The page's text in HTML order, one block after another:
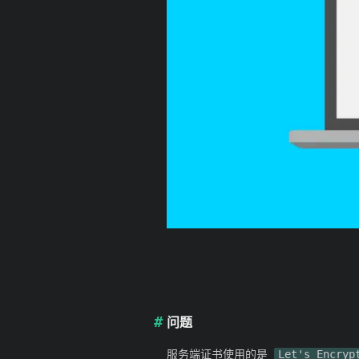
问题
服务端证书使用的是 Let's